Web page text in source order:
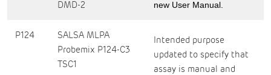
DMD-2
new User Manual.
P124
SALSA MLPA
Probemix P124-C3
TSC1
Intended purpose
updated to specify that
assay is manual and